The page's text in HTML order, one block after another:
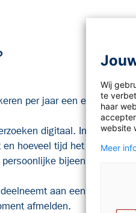
per jaar een e-mail met
digitaal. In de e-mail
en hoeveel tijd het invullen in
bijeenkomsten
aan een
afmelden.
Wij
te
haar
website
Meer